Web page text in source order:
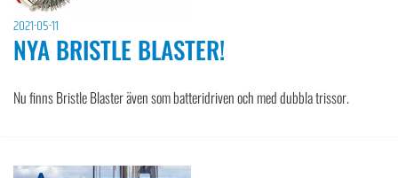
2021-05-11
NYA BRISTLE BLASTER!
Nu finns Bristle Blaster även som batteridriven och med dubbla trissor.